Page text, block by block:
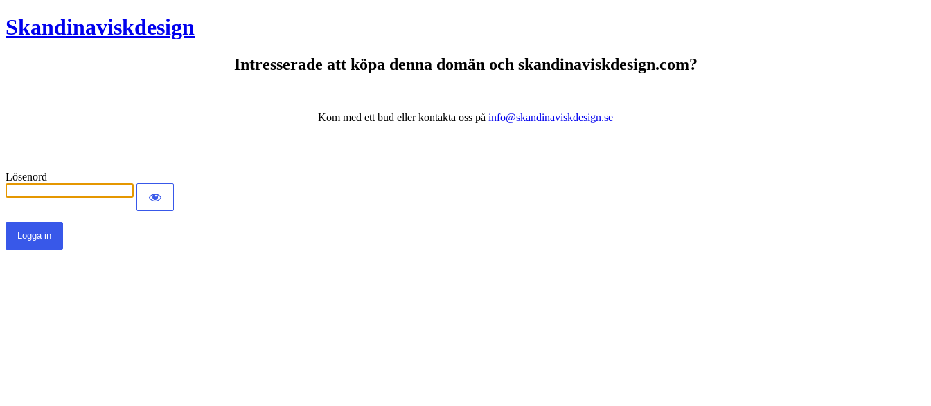
Skandinaviskdesign
Intresserade att köpa denna domän och skandinaviskdesign.com?
Kom med ett bud eller kontakta oss på info@skandinaviskdesign.se
Lösenord